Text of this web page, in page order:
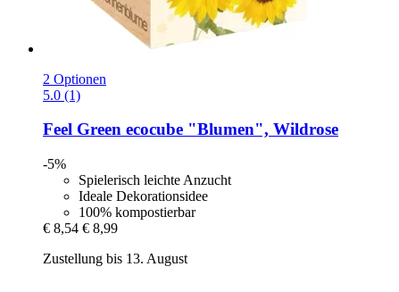
2 Optionen
5.0 (1)
Feel Green ecocube "Blumen", Wildrose
-5%
Spielerisch leichte Anzucht
Ideale Dekorationsidee
100% kompostierbar
€ 8,54 € 8,99
Zustellung bis 13. August